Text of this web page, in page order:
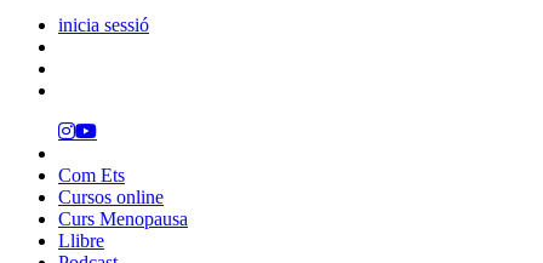
inicia sessió
Com Ets
Cursos online
Curs Menopausa
Llibre